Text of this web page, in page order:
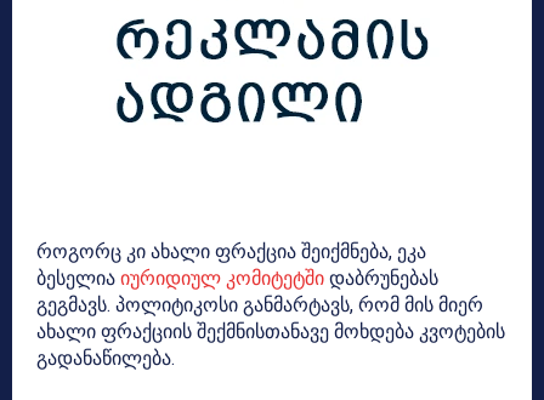
როგორც კი ახალი ფრაქცია შეიქმნება, ეკა
ბესელია იურიდიულ კომიტეტში დაბრუნებას
გეგმავს. პოლიტიკოსი განმარტავს, რომ მის მიერ
ახალი ფრაქციის შექმნისთანავე მოხდება კვოტების
გადანაწილება.